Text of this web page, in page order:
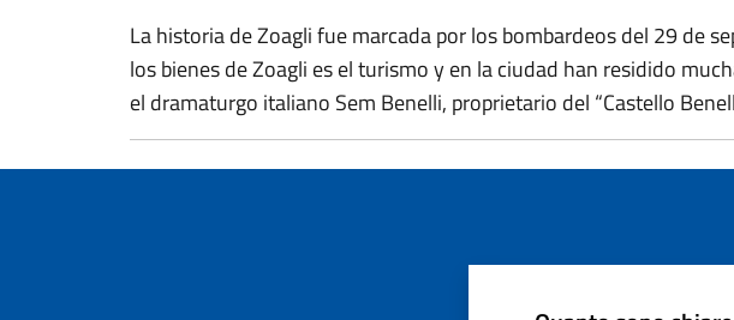
La historia de Zoagli fue marcada por los bombardeos del 29 de
los bienes de Zoagli es el turismo y en la ciudad han residido
el dramaturgo italiano Sem Benelli, proprietario del “Castello